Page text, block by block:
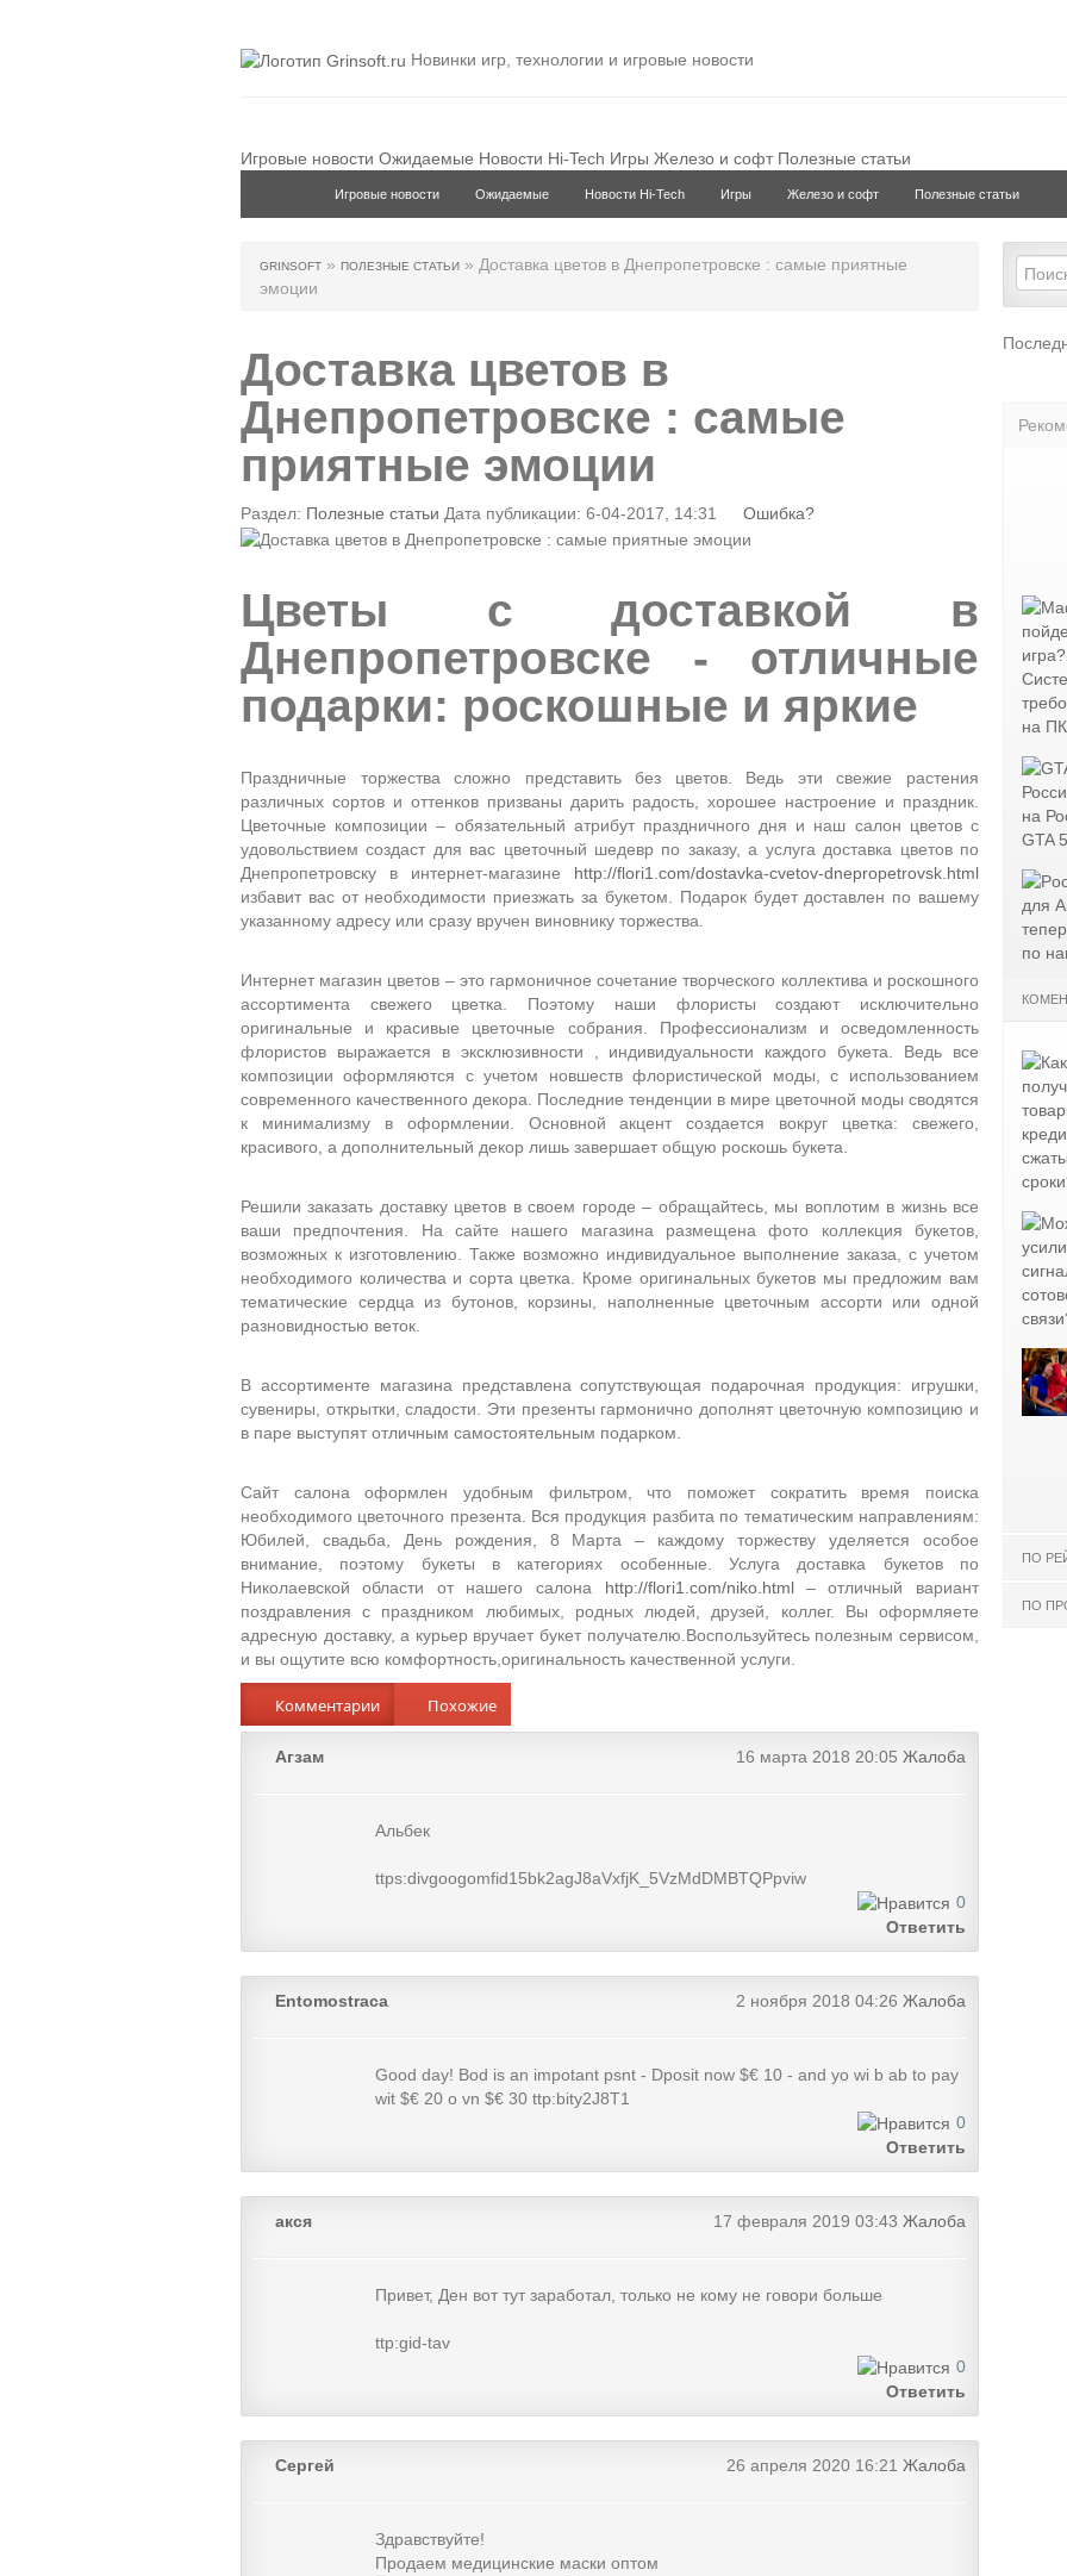
Новинки игр, технологии и игровые новости
Игровые новости Ожидаемые Новости Hi-Tech Игры Железо и софт Полезные статьи
Игровые новости Ожидаемые Новости Hi-Tech Игры Железо и софт Полезные статьи
GRINSOFT » ПОЛЕЗНЫЕ СТАТЬИ » Доставка цветов в Днепропетровске : самые приятные
эмоции
Доставка цветов в
Днепропетровске : самые
приятные эмоции
Раздел: Полезные статьи Дата публикации: 6-04-2017, 14:31 Ошибка?
Цветы с доставкой в
Днепропетровске - отличные
подарки: роскошные и яркие
Праздничные торжества сложно представить без цветов. Ведь эти свежие растения
различных сортов и оттенков призваны дарить радость, хорошее настроение и праздник.
Цветочные композиции – обязательный атрибут праздничного дня и наш салон цветов с
удовольствием создаст для вас цветочный шедевр по заказу, а услуга доставка цветов по
Днепропетровску в интернет-магазине http://flori1.com/dostavka-cvetov-dnepropetrovsk.html
избавит вас от необходимости приезжать за букетом. Подарок будет доставлен по вашему
указанному адресу или сразу вручен виновнику торжества.
Интернет магазин цветов – это гармоничное сочетание творческого коллектива и роскошного
ассортимента свежего цветка. Поэтому наши флористы создают исключительно
оригинальные и красивые цветочные собрания. Профессионализм и осведомленность
флористов выражается в эксклюзивности , индивидуальности каждого букета. Ведь все
композиции оформляются с учетом новшеств флористической моды, с использованием
современного качественного декора. Последние тенденции в мире цветочной моды сводятся
к минимализму в оформлении. Основной акцент создается вокруг цветка: свежего,
красивого, а дополнительный декор лишь завершает общую роскошь букета.
Решили заказать доставку цветов в своем городе – обращайтесь, мы воплотим в жизнь все
ваши предпочтения. На сайте нашего магазина размещена фото коллекция букетов,
возможных к изготовлению. Также возможно индивидуальное выполнение заказа, с учетом
необходимого количества и сорта цветка. Кроме оригинальных букетов мы предложим вам
тематические сердца из бутонов, корзины, наполненные цветочным ассорти или одной
разновидностью веток.
В ассортименте магазина представлена сопутствующая подарочная продукция: игрушки,
сувениры, открытки, сладости. Эти презенты гармонично дополнят цветочную композицию и
в паре выступят отличным самостоятельным подарком.
Сайт салона оформлен удобным фильтром, что поможет сократить время поиска
необходимого цветочного презента. Вся продукция разбита по тематическим направлениям:
Юбилей, свадьба, День рождения, 8 Марта – каждому торжеству уделяется особое
внимание, поэтому букеты в категориях особенные. Услуга доставка букетов по
Николаевской области от нашего салона http://flori1.com/niko.html– отличный вариант
поздравления с праздником любимых, родных людей, друзей, коллег. Вы оформляете
адресную доставку, а курьер вручает букет получателю.Воспользуйтесь полезным сервисом,
и вы ощутите всю комфортность,оригинальность качественной услуги.
Комментарии Похожие
Агзам 16 марта 2018 20:05 Жалоба
Альбек
ttps:divgoogomfid15bk2agJ8aVxfjK_5VzMdDMBTQPpviw
0
Ответить
Entomostraca 2 ноября 2018 04:26 Жалоба
Good day! Bod is an impotant psnt - Dposit now $€ 10 - and yo wi b ab to pay
wit $€ 20 o vn $€ 30 ttp:bity2J8T1
0
Ответить
акся 17 февраля 2019 03:43 Жалоба
Привет, Ден вот тут заработал, только не кому не говори больше
ttp:gid-tav
0
Ответить
Сергей 26 апреля 2020 16:21 Жалоба
Здравствуйте!
Продаем медицинские маски оптом
ПО
ПО